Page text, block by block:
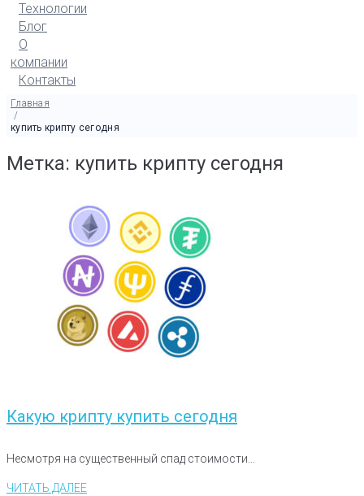
Технологии
Блог
О
компании
Контакты
Главная
/
купить крипту сегодня
Метка: купить крипту сегодня
Какую крипту купить сегодня
Несмотря на существенный спад стоимости...
ЧИТАТЬ ДАЛЕЕ